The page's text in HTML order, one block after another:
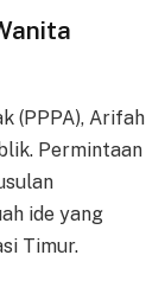
(PPPA), Arifah
Permintaan
ide yang
Timur.